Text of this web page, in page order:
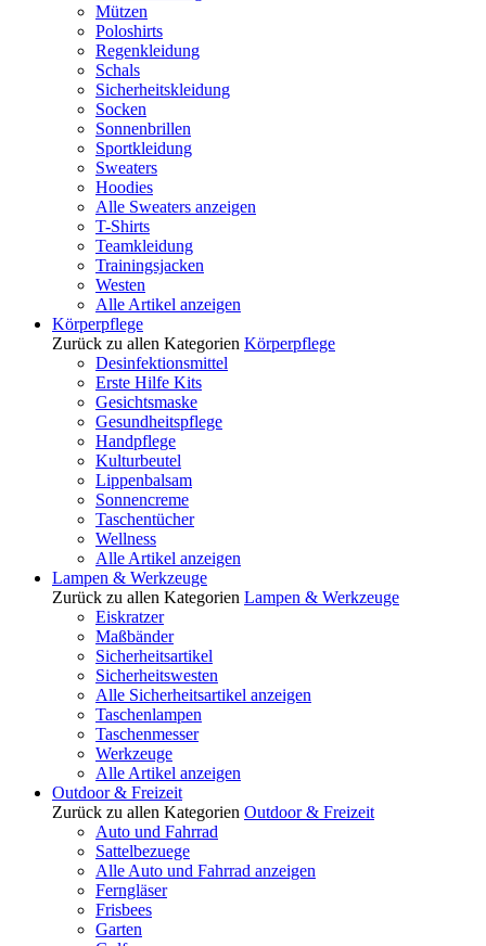
Mützen
Poloshirts
Regenkleidung
Schals
Sicherheitskleidung
Socken
Sonnenbrillen
Sportkleidung
Sweaters
Hoodies
Alle Sweaters anzeigen
T-Shirts
Teamkleidung
Trainingsjacken
Westen
Alle Artikel anzeigen
Körperpflege
Zurück zu allen Kategorien Körperpflege
Desinfektionsmittel
Erste Hilfe Kits
Gesichtsmaske
Gesundheitspflege
Handpflege
Kulturbeutel
Lippenbalsam
Sonnencreme
Taschentücher
Wellness
Alle Artikel anzeigen
Lampen & Werkzeuge
Zurück zu allen Kategorien Lampen & Werkzeuge
Eiskratzer
Maßbänder
Sicherheitsartikel
Sicherheitswesten
Alle Sicherheitsartikel anzeigen
Taschenlampen
Taschenmesser
Werkzeuge
Alle Artikel anzeigen
Outdoor & Freizeit
Zurück zu allen Kategorien Outdoor & Freizeit
Auto und Fahrrad
Sattelbezuege
Alle Auto und Fahrrad anzeigen
Ferngläser
Frisbees
Garten